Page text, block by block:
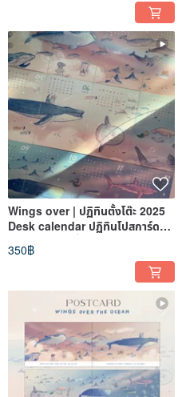
Wings over | ปฏิทินตั้งโต๊ะ 2025
Desk calendar ปฏิทินโปสการ์ด
อะคริลิคแสตนดี้
350฿